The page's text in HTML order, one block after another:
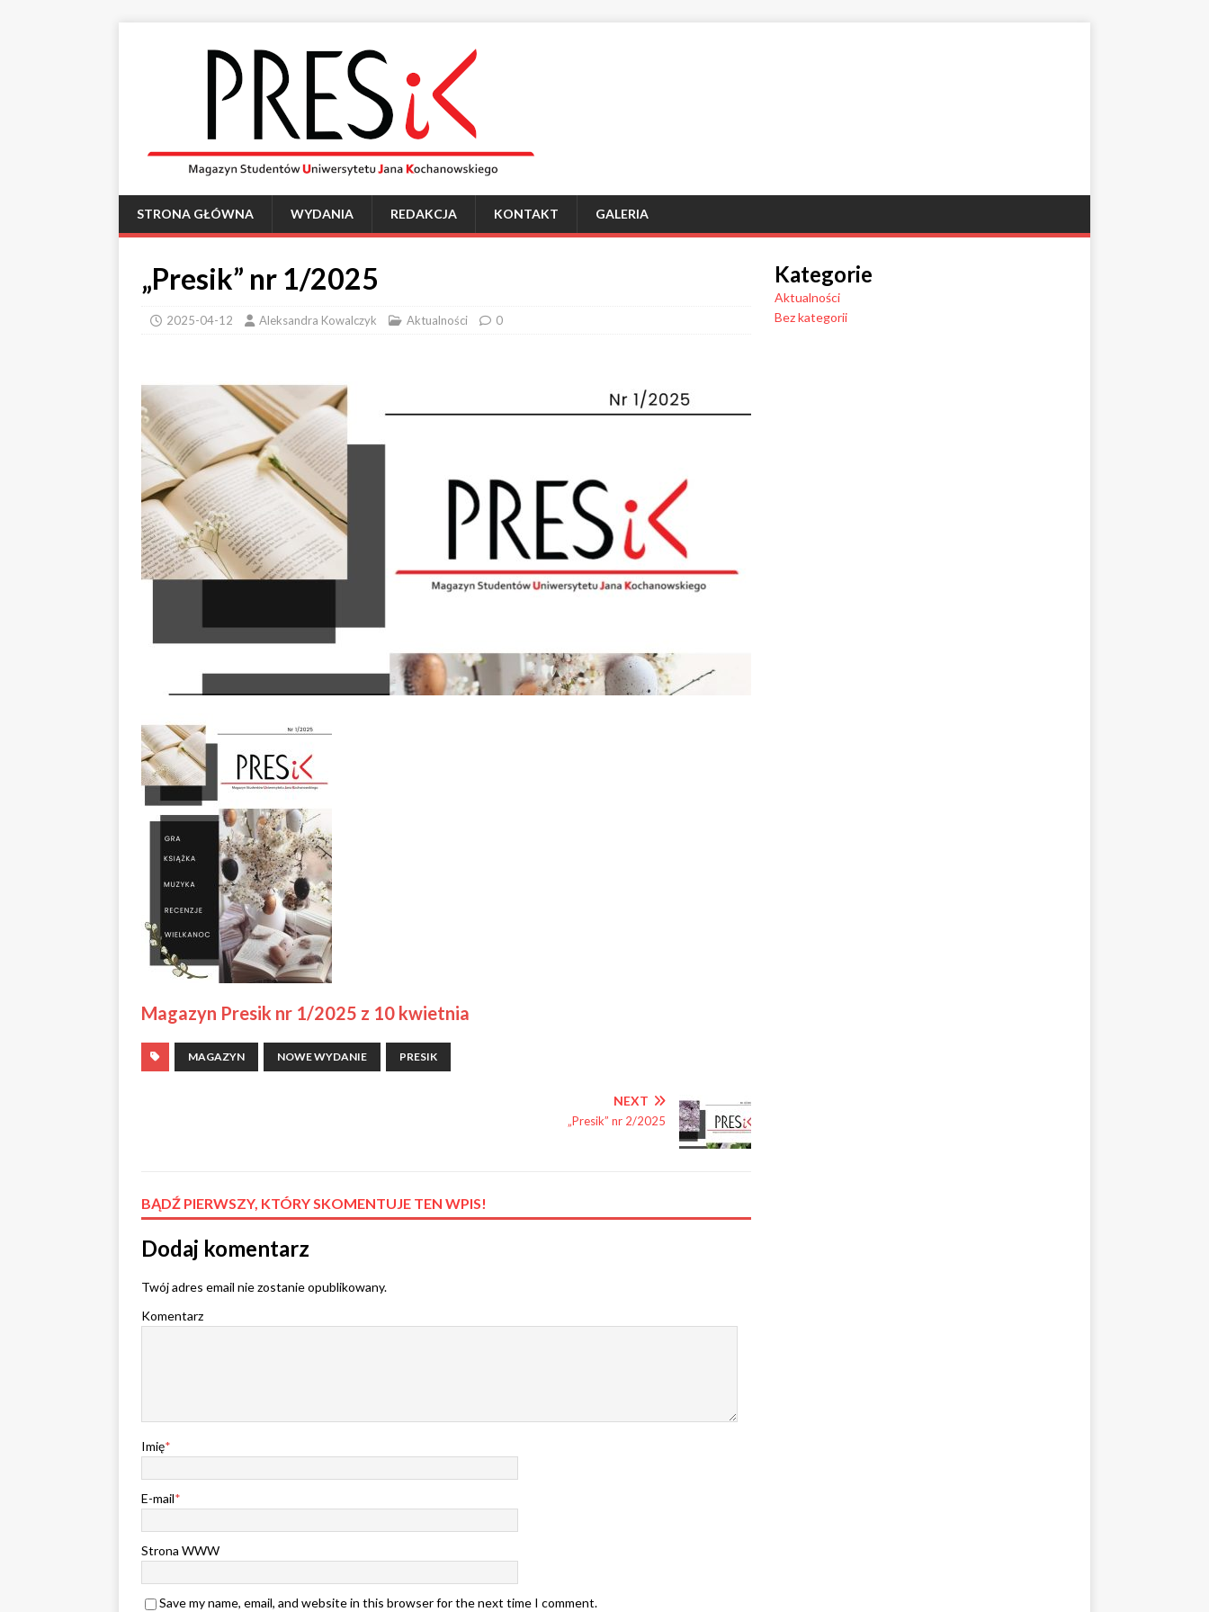
STRONA GŁÓWNA WYDANIA REDAKCJA KONTAKT GALERIA
„Presik” nr 1/2025
2025-04-12 Aleksandra Kowalczyk Aktualności 0
Magazyn Presik nr 1/2025 z 10 kwietnia
MAGAZYN NOWE WYDANIE PRESIK
NEXT
„Presik” nr 2/2025
BĄDŹ PIERWSZY, KTÓRY SKOMENTUJE TEN WPIS!
Dodaj komentarz
Twój adres email nie zostanie opublikowany.
Komentarz
Imię*
E-mail*
Strona WWW
Save my name, email, and website in this browser for the next time I comment.
Kategorie
Aktualności
Bez kategorii